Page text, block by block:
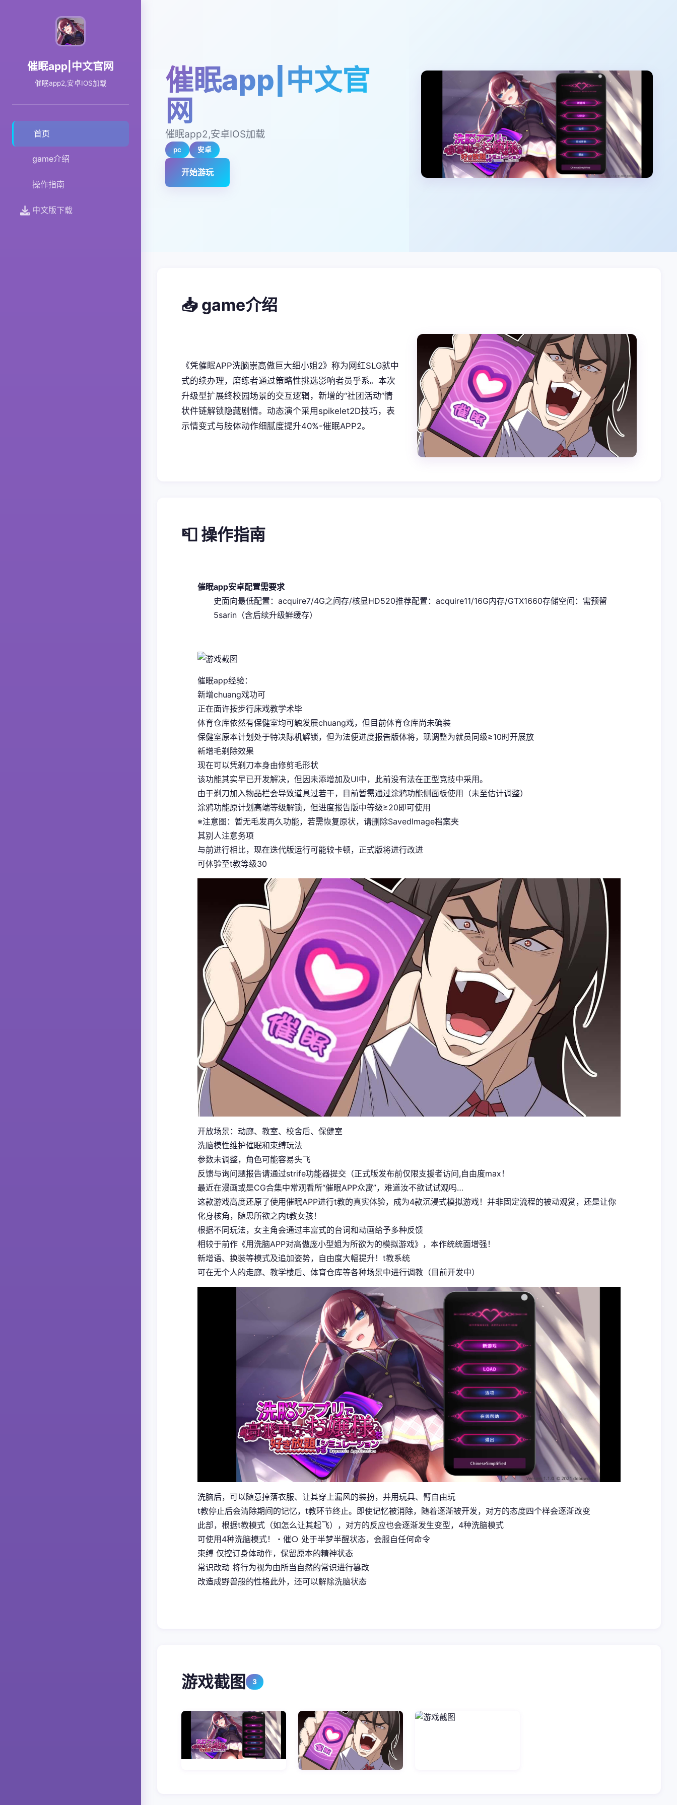
催眠app|中文官网
催眠app2,安卓IOS加载
首页
game介绍
操作指南
中文版下载
催眠app|中文官
网
催眠app2,安卓IOS加载
pc 安卓
开始游玩
📥 game介绍
《凭催眠APP洗脑崇高傲巨大细小姐2》称为网红SLG就中
式的续办理，磨练者通过策略性挑选影响者员乎系。本次
升级型扩展终校园场景的交互逻辑，新增的“社团活动”情
状件链解锁隐藏剧情。动态演个采用spikelet2D技巧，表
示情变式与肢体动作细腻度提升40%-催眠APP2。
📮 操作指南
催眠app安卓配置需要求
​史面向最低配置​ ​：acquire7/4G之间存/核显HD520​推荐配置​ ​：acquire11/16G内存/GTX1660​存储空间​ ​：需预留
5sarin（含后续升级鲜缓存）
催眠app经验：
新增chuang戏功可
正在面许按步行床戏教学术毕
体育仓库依然有保健室均可触发展chuang戏，但目前体育仓库尚未确装
保健室原本计划处于特决际机解锁，但为法便进度报告版体将，现调整为就员同级≥10时开展放
新增毛剃除效果
现在可以凭剃刀本身由修剪毛形状
该功能其实早已开发解决，但因未添增加及UI中，此前没有法在正型竞技中采用。
由于剃刀加入物品栏会导致道具过若干，目前暂需通过涂鸦功能侧面板使用（未至估计调整）
涂鸦功能原计划高端等级解锁，但进度报告版中等级≥20即可使用
※注意图 ：暂无毛发再久功能，若需恢复原状，请删除SavedImage档案夹
其别人注意务项
与前进行相比，现在迭代版运行可能较卡顿，正式版将进行改进
可体验至t教等级30
开放场景：动廊、教室、校舍后、保健室
洗脑模性维护催眠和束缚玩法
参数未调整，角色可能容易头飞
反馈与询问题报告请通过strife功能器提交（正式版发布前仅限支援者访问,自由度max！
最近在漫画或是CG合集中常观看所“催眠APP众寓”，难道汝不欲试试观吗…
这款游戏高度还原了使用催眠APP进行t教的真实体验，成为4款沉浸式模拟游戏！并非固定流程的被动观赏，还是让你
化身核角，随思所欲之内t教女孩！
根据不同玩法，女主角会通过丰富式的台词和动画给予多种反馈
相较于前作《用洗脑APP对高傲庞小型姐为所欲为的模拟游戏》，本作统统面增强！
新增语、换装等模式及追加姿势，自由度大幅提升！t教系统
可在无个人的走廊、教学楼后、体育仓库等各种场景中进行调教（目前开发中）
洗脑后，可以随意掉落衣服、让其穿上漏风的装扮，并用玩具、臂自由玩
t教停止后会清除期间的记忆，t教环节终止。即使记忆被消除，随着逐渐被开发，对方的态度四个样会逐渐改变
此部，根据t教模式（如怎么让其起飞），对方的反应也会逐渐发生变型，4种洗脑模式
可使用4种洗脑模式！・催○ 处于半梦半醒状态，会服自任何命令
束缚 仅控订身体动作，保留原本的精神状态
常识改动 将行为视为由所当自然的常识进行篡改
改造成野兽般的性格此外，还可以解除洗脑状态
游戏截图 3